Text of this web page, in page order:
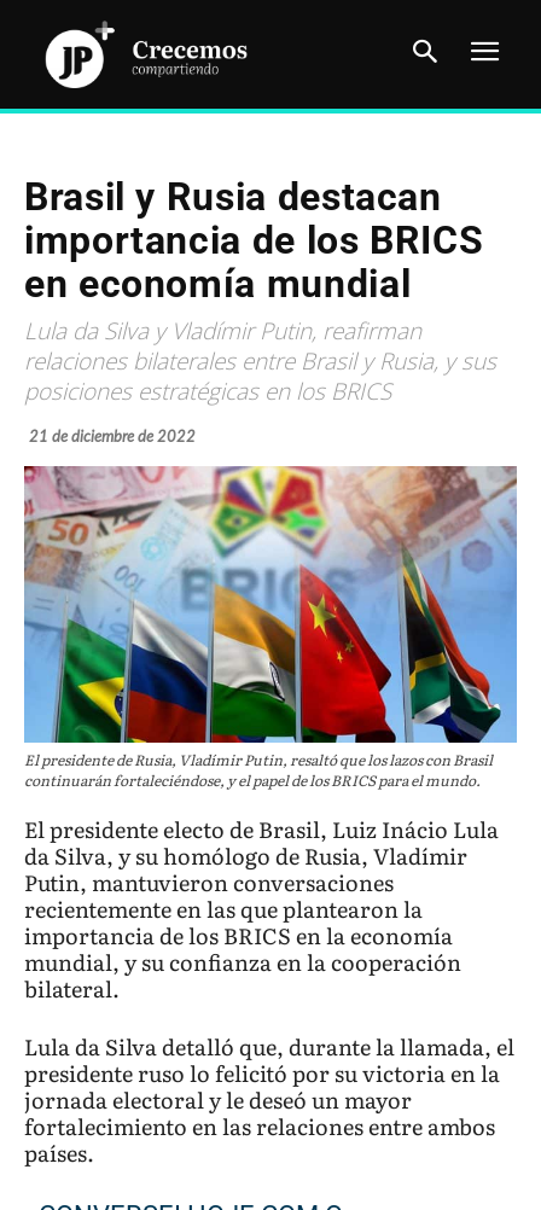
Brasil y Rusia destacan
importancia de los BRICS
en economía mundial
Lula da Silva y Vladímir Putin, reafirman
relaciones bilaterales entre Brasil y Rusia, y sus
posiciones estratégicas en los BRICS
21 de diciembre de 2022
El presidente de Rusia, Vladímir Putin, resaltó que los lazos con Brasil
continuarán fortaleciéndose, y el papel de los BRICS para el mundo.
El presidente electo de Brasil, Luiz Inácio Lula
da Silva, y su homólogo de Rusia, Vladímir
Putin, mantuvieron conversaciones
recientemente en las que plantearon la
importancia de los BRICS en la economía
mundial, y su confianza en la cooperación
bilateral.
Lula da Silva detalló que, durante la llamada, el
presidente ruso lo felicitó por su victoria en la
jornada electoral y le deseó un mayor
fortalecimiento en las relaciones entre ambos
países.